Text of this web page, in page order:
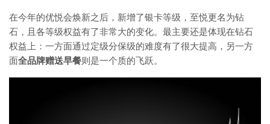
在今年的优悦会焕新之后，新增了银卡等级，至悦更名为钻
石，且各等级权益有了非常大的变化。最主要还是体现在钻石
权益上：一方面通过定级分保级的难度有了很大提高，另一方
面全品牌赠送早餐则是一个质的飞跃。